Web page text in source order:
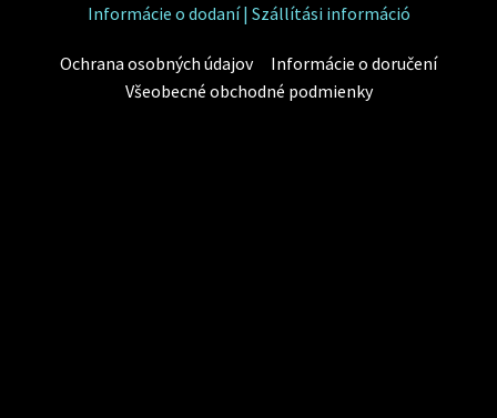
Informácie o dodaní | Szállítási információ
Ochrana osobných údajov
Informácie o doručení
Všeobecné obchodné podmienky